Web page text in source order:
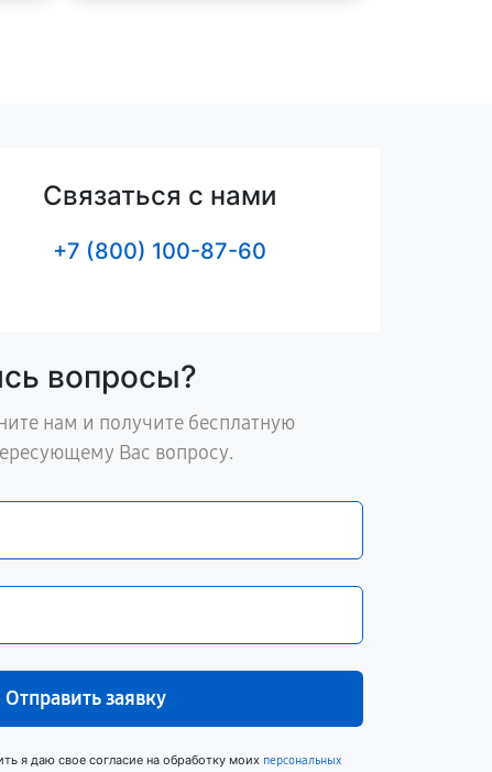
Связаться с нами
+7 (800) 100-87-60
вопросы?
нам и получите бесплатную
Вас вопросу.
Отправить заявку
я даю свое согласие на обработку моих персональных